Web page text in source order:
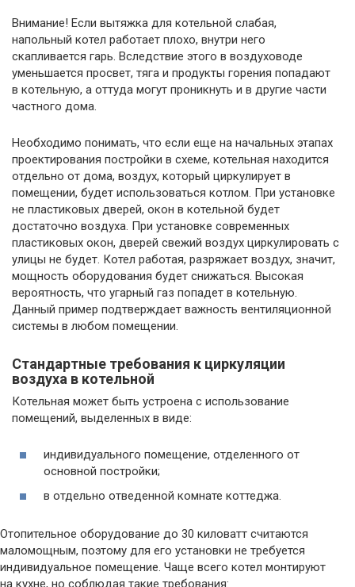
Внимание! Если вытяжка для котельной слабая,
напольный котел работает плохо, внутри него
скапливается гарь. Вследствие этого в воздуховоде
уменьшается просвет, тяга и продукты горения попадают
в котельную, а оттуда могут проникнуть и в другие части
частного дома.
Необходимо понимать, что если еще на начальных этапах
проектирования постройки в схеме, котельная находится
отдельно от дома, воздух, который циркулирует в
помещении, будет использоваться котлом. При установке
не пластиковых дверей, окон в котельной будет
достаточно воздуха. При установке современных
пластиковых окон, дверей свежий воздух циркулировать с
улицы не будет. Котел работая, разряжает воздух, значит,
мощность оборудования будет снижаться. Высокая
вероятность, что угарный газ попадет в котельную.
Данный пример подтверждает важность вентиляционной
системы в любом помещении.
Стандартные требования к циркуляции
воздуха в котельной
Котельная может быть устроена с использование
помещений, выделенных в виде:
индивидуального помещение, отделенного от
основной постройки;
в отдельно отведенной комнате коттеджа.
Отопительное оборудование до 30 киловатт считаются
маломощным, поэтому для его установки не требуется
индивидуальное помещение. Чаще всего котел монтируют
на кухне, но соблюдая такие требования: